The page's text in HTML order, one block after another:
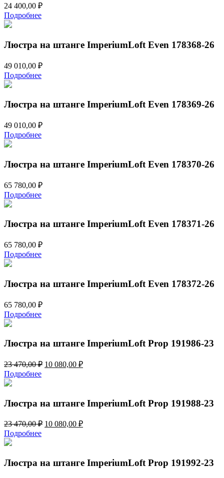
24 400,00 ₽
Подробнее
Люстра на штанге ImperiumLoft Even 178368-26
49 010,00 ₽
Подробнее
Люстра на штанге ImperiumLoft Even 178369-26
49 010,00 ₽
Подробнее
Люстра на штанге ImperiumLoft Even 178370-26
65 780,00 ₽
Подробнее
Люстра на штанге ImperiumLoft Even 178371-26
65 780,00 ₽
Подробнее
Люстра на штанге ImperiumLoft Even 178372-26
65 780,00 ₽
Подробнее
Люстра на штанге ImperiumLoft Prop 191986-23
23 470,00₽ Первоначальная
10 080,00 ₽Текущая
Подробнее
Люстра на штанге ImperiumLoft Prop 191988-23
23 470,00₽ Первоначальная
10 080,00 ₽Текущая
Подробнее
Люстра на штанге ImperiumLoft Prop 191992-23